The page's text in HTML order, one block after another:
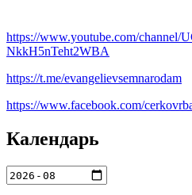
https://www.youtube.com/channel/
NkkH5nTeht2WBA
https://t.me/evangelievsemnarodam
https://www.facebook.com/
Календарь